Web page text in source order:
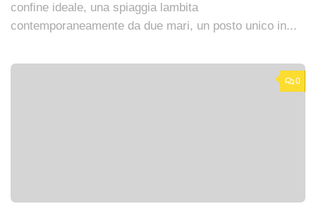
confine ideale, una spiaggia lambita
contemporaneamente da due mari, un posto unico in...
0